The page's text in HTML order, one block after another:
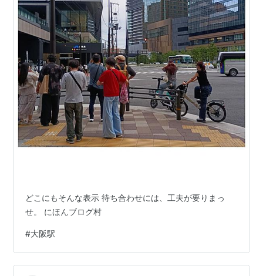
どこにもそんな表示 待ち合わせには、工夫が要りまっ
せ。 にほんブログ村
#大阪駅